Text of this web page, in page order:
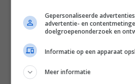
Gepersonaliseerde
advertentie- en
doelgroepenonderzoek en
Informatie op een apparaat
Meer informatie